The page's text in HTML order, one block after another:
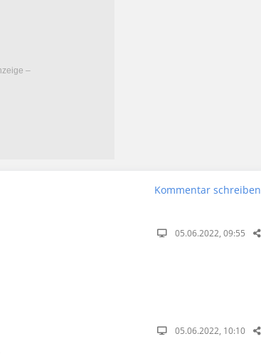
Kommentar schreiben
05.06.2022, 09:55
05.06.2022, 10:10